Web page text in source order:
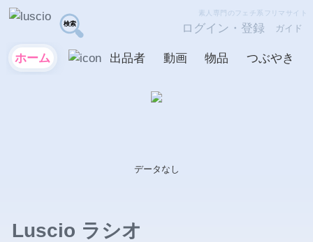
ホーム 出品者 動画 物品 つぶやき
素人専門のフェチ系フリマサイト
ログイン・登録 ガイド
データなし
Luscio ラシオ